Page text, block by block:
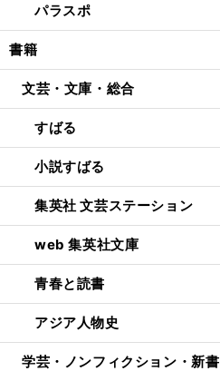
パラスポ
書籍
文芸・文庫・総合
すばる
小説すばる
集英社 文芸ステーション
web 集英社文庫
青春と読書
アジア人物史
学芸・ノンフィクション・新書